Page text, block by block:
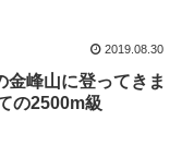
2019.08.30
金峰山に登ってきま
の2500m級